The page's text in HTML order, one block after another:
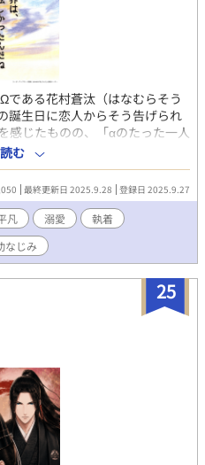
である花村蒼汰（はなむらそう
誕生日に恋人からそう告げられ
感じたものの、「αのたった一人
恋人との別れを決意した。 恋人
テンを閉め切り、自分の殻へと
に、ある日突然イケメンのαが押
音（かみきれお）。 蒼汰と怜音
日を迎えたら番になろう」と
怜音に溺愛され、少しずつ失恋
か、優しくて頼りになる怜音
活からはなかなか抜け出せない
む
最終更新日 2025.9.28 登録日 2025.9.27
凡 溺愛
執着
なじみ
25